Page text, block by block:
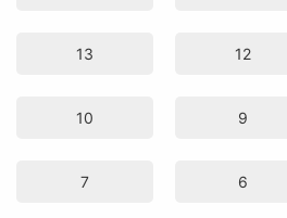
13 12
10 9
7 6